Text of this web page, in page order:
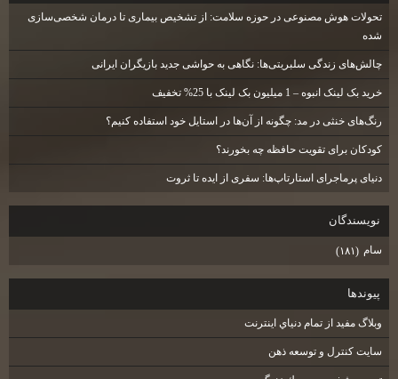
تحولات هوش مصنوعی در حوزه سلامت: از تشخیص بیماری تا درمان شخصی‌سازی
شده
چالش‌های زندگی سلبریتی‌ها: نگاهی به حواشی جدید بازیگران ایرانی
خرید بک لینک انبوه – 1 میلیون بک لینک با 25% تخفیف
رنگ‌های خنثی در مد: چگونه از آن‌ها در استایل خود استفاده کنیم؟
کودکان برای تقویت حافظه چه بخورند؟
دنیای پرماجرای استارتاپ‌ها: سفری از ایده تا ثروت
نويسندگان
سام (۱۸۱)
پيوندها
وبلاگ مفيد از تمام دنياي اينترنت
سايت كنترل و توسعه ذهن